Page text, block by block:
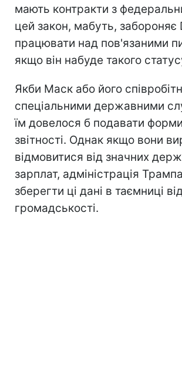
мають контракти з
цей закон, мабуть, забороняє
працювати над пов'язаними
якщо він набуде такого
Якби Маск або його
спеціальними державними
їм довелося б подавати
звітності. Однак якщо вони
відмовитися від значних
зарплат, адміністрація
зберегти ці дані в таємниці
громадськості.